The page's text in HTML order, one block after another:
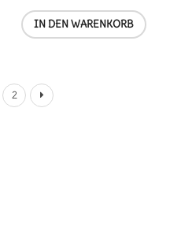
IN DEN WARENKORB
2